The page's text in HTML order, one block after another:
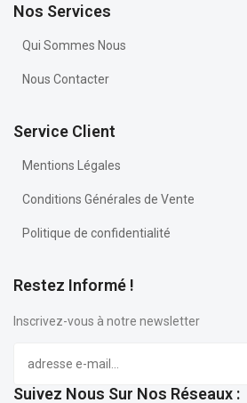
Nos Services
Qui Sommes Nous
Nous Contacter
Service Client
Mentions Légales
Conditions Générales de Vente
Politique de confidentialité
Restez Informé !
Inscrivez-vous à notre newsletter
Suivez Nous Sur Nos Réseaux :